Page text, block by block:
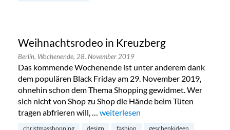
Weihnachtsrodeo in Kreuzberg
Berlin, Wochenende, 28. November 2019
Das kommende Wochenende ist unter anderem dank
dem populären Black Friday am 29. November 2019,
ohnehin schon dem Thema Shopping gewidmet. Wer
sich nicht von Shop zu Shop die Hände beim Tüten
tragen abfrieren will, … „Weihnachtsrodeo in Kreuzberg“
weiterlesen
christmasshopping design fashion
geschenkideen